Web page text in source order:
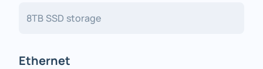
8TB SSD storage
Ethernet